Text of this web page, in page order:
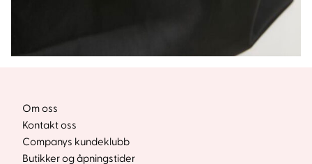
Om oss
Kontakt oss
Companys kundeklubb
Butikker og åpningstider